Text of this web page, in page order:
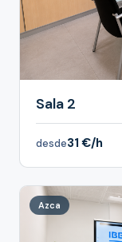
Sala 2
desde31 €/h
Azca